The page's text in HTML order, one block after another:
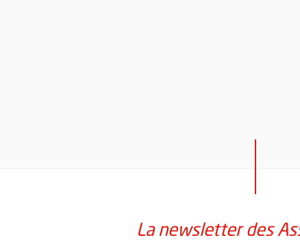
La newsletter des